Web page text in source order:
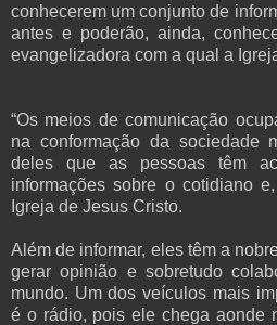
conhecerem um conjunto de
antes e poderão, ainda,
evangelizadora com a qual a
“Os meios de comunicação
na conformação da sociedade
deles que as pessoas têm
informações sobre o cotidiano
Igreja de Jesus Cristo.
Além de informar, eles têm a
gerar opinião e sobretudo
mundo. Um dos veículos mais
é o rádio, pois ele chega aonde